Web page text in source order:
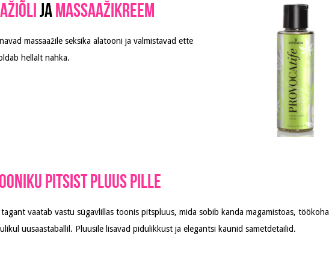
jamassaažikreem
massaažile seksika alatooni ja valmistavad ette
hellalt nahka.
pitsist pluus Pille
tagant vaatab vastu sügavlillas toonis pitspluus, mida sobib kanda magamistoas, töökoha
uusaastaballil. Pluusile lisavad pidulikkust ja elegantsi kaunid sametdetailid.